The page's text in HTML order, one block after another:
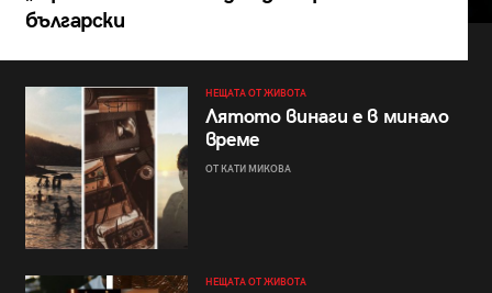
български
НЕЩАТА ОТ ЖИВОТА
Лятото винаги е в минало
време
ОТ КАТИ МИКОВА
НЕЩАТА ОТ ЖИВОТА